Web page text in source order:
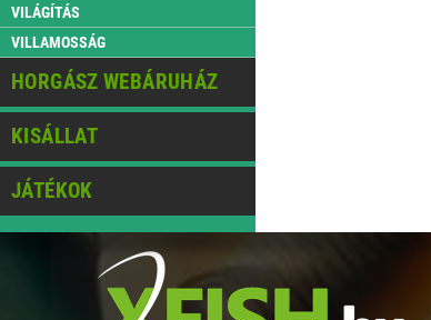
VILÁGÍTÁS
VILLAMOSSÁG
HORGÁSZ WEBÁRUHÁZ
KISÁLLAT
JÁTÉKOK